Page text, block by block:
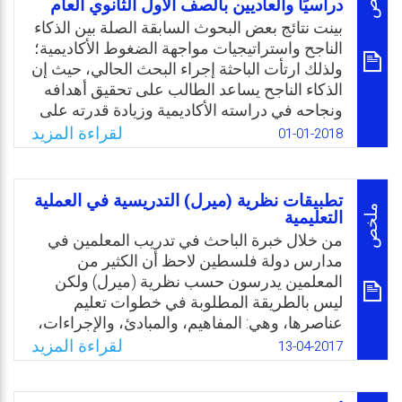
بل تتعداه لتشمل جميع عناصر العملية التعليمية
والتي تشمل كل من: المعلم، والمتعلم، والمنهج
التدريسي، والكتاب، والإدارة المدرسية، ومناخ
البيئة التعليمية. والمتتبع لأثار عملية التقويم يجد
بأنها توفر معلومات جمة ومفيدة لرجال التخطيط
التربوي وخاصة لما يخص المستقبل. وعليه فإن
عملية القياس والتقويم لا مناص منها في مجال
التعليم، والتعليم الناجح هو الذي يستند إلى أدوات
WhatsApp
Facebook
Twitter
Email
دراسيًا والعاديين بالصف الأول الثانوي العام
بينت نتائج بعض البحوث السابقة الصلة بين الذكاء
الناجح واستراتيجيات مواجهة الضغوط الأكاديمية؛
ولذلك ارتأت الباحثة إجراء البحث الحالي، حيث إن
الذكاء الناجح يساعد الطالب على تحقيق أهدافه
ونجاحه في دراسته الأكاديمية وزيادة قدرته على
مواجهة المواقف الضاغطة والمشكلات النفسية
والأكاديمية التي تواجهه، وتجعله متوافق ومتصالح
مع نفسه ومع الآخرين ومن ثم نجاحه في حياته
العملية والعلمية، وعليه فالطالب بحاجة لمعرفة
بعض الاستراتيجيات لمواجهة الضغوط والتقليل
من أثارها السلبية، واستغلال أهمية الذكاء الناجح
في زيادة مستوى تحصيله الدراسي.
WhatsApp
Facebook
Twitter
Email
01-01-2018 لقراءة المزيد
ملخص
تطبيقات نظرية (ميرل) التدريسية في العملية
التعليمية
من خلال خبرة الباحث في تدريب المعلمين في
مدارس دولة فلسطين لاحظ أن الكثير من
المعلمين يدرسون حسب نظرية (ميرل) ولكن
ليس بالطريقة المطلوبة في خطوات تعليم
عناصرها، وهي: المفاهيم، والمبادئ، والإجراءات،
والحقائق، وقد أدى ذلك إلى ضعف في التحصيل
الدراسي لدى طلبة المرحلة الأساسية، كما لاحظ
تدني التحصيل العلمي لدى طلاب المراحل
13-04-2017 لقراءة المزيد